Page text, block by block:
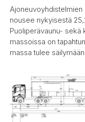
Ajoneuvoyhdistelmien
nousee nykyisestä
Puoliperävaunu- sekä
massoissa on
massa tulee